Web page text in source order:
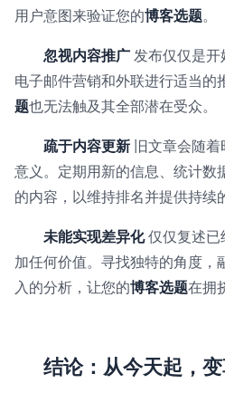
用户意图来验证您的博客选题。
忽视内容推广 发布仅仅是开
电子邮件营销和外联进行适当的
题也无法触及其全部潜在受众。
疏于内容更新 旧文章会随
意义。定期用新的信息、统计数
的内容，以维持排名并提供持续
未能实现差异化仅仅复述已
加任何价值。寻找独特的角度，
入的分析，让您的博客选题在拥
结论：从今天起，